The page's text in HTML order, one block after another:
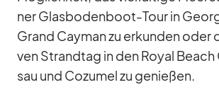
ner Glas­bo­den­boot-Tour in
Grand Cayman zu er­kun­den
ven Strand­tag in den Royal
sau und Co­zu­mel zu ge­nie­ßen.